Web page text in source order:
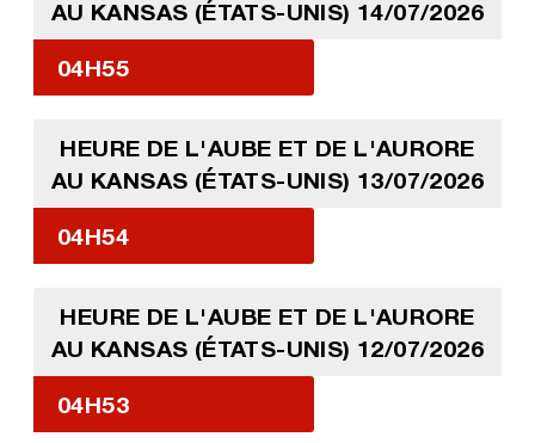
AU KANSAS (ÉTATS-UNIS) 14/07/2026
04H55
HEURE DE L'AUBE ET DE L'AURORE
AU KANSAS (ÉTATS-UNIS) 13/07/2026
04H54
HEURE DE L'AUBE ET DE L'AURORE
AU KANSAS (ÉTATS-UNIS) 12/07/2026
04H53